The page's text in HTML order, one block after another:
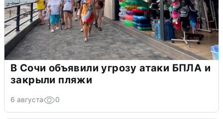
В Сочи объявили угрозу атаки БПЛА и
закрыли пляжи
6 августа 0